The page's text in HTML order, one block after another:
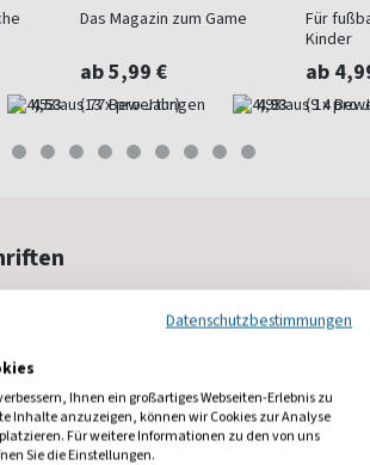
4,53
Das Magazin zum Game
ab 5,99 €
(13 x pro Jahr) 4,93
Für
Kinder
ab
(9 x pro
Datenschutzbestimmungen
Ihnen ein großartiges Webseiten-Erlebnis zu
Inhalte anzuzeigen, können wir Cookies zur Analyse
Für weitere Informationen zu den von uns
Sie die Einstellungen.